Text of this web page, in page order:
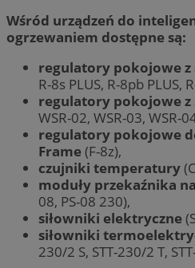
Wśród urządzeń do
ogrzewaniem dostępne są:
regulatory pokojowe z
R-8s PLUS, R-8pb PLUS,
regulatory pokojowe z
WSR-02, WSR-03, WSR-
regulatory pokojowe
Frame(F-8z),
czujniki temperatury
moduły przekaźnika
08, PS-08 230),
siłowniki elektryczne
siłowniki
230/2 S, STT-230/2 T,